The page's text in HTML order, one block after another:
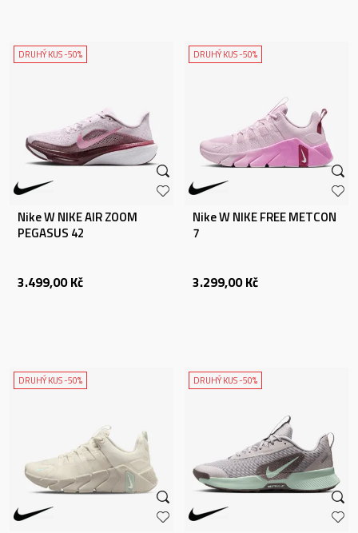
DRUHÝ KUS -50%
Nike W NIKE AIR ZOOM
PEGASUS 42
3.499,00 Kč
DRUHÝ KUS -50%
Nike W NIKE FREE METCON
7
3.299,00 Kč
DRUHÝ KUS -50% DRUHÝ KUS -50%